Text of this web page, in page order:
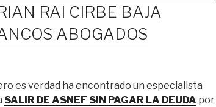
RAI CIRBE BAJA
ABOGADOS
es verdad ha encontrado un especialista
SALIR DE ASNEF SIN PAGAR LA DEUDA por